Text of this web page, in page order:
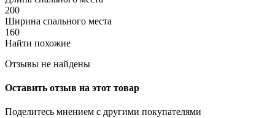
200
Ширина спального места
160
Найти похожие
Отзывы не найдены
Оставить отзыв на этот товар
Поделитесь мнением с другими покупателями